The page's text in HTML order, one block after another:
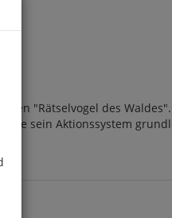
"Rätselvogel des
sein Aktionssystem